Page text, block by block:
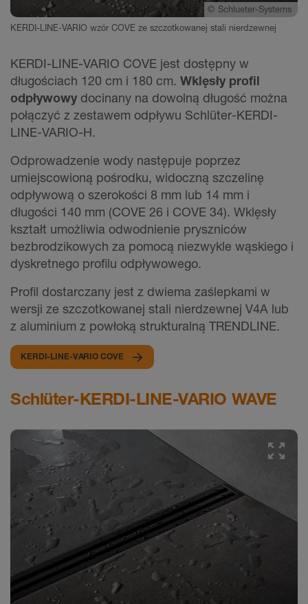
© Schlueter-Systems
KERDI-LINE-VARIO wzór COVE ze szczotkowanej stali nierdzewnej
KERDI-LINE-VARIO COVE jest dostępny w
długościach 120 cm i 180 cm. Wklęsły profil
odpływowy docinany na dowolną długość można
połączyć z zestawem odpływu Schlüter-KERDI-
LINE-VARIO-H.
Odprowadzenie wody następuje poprzez
umiejscowioną pośrodku, widoczną szczelinę
odpływową o szerokości 8 mm lub 14 mm i
długości 140 mm (COVE 26 i COVE 34). Wklęsły
kształt umożliwia odwodnienie pryszniców
bezbrodzikowych za pomocą niezwykle wąskiego i
dyskretnego profilu odpływowego.
Profil dostarczany jest z dwiema zaślepkami w
wersji ze szczotkowanej stali nierdzewnej V4A lub
z aluminium z powłoką strukturalną TRENDLINE.
KERDI-LINE-VARIO COVE
Schlüter-KERDI-LINE-VARIO WAVE